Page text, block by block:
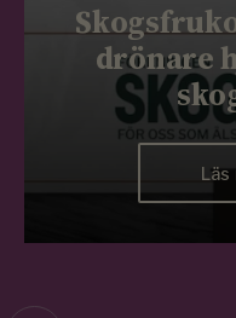
drönare
Läs